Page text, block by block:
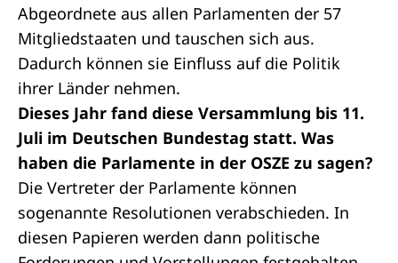
Abgeordnete aus allen Parlamenten der 57
Mitgliedstaaten und tauschen sich aus.
Dadurch können sie Einfluss auf die Politik
ihrer Länder nehmen.
Dieses Jahr fand diese Versammlung bis 11.
Juli im Deutschen Bundestag statt. Was
haben die Parlamente in der OSZE zu sagen?
Die Vertreter der Parlamente können
sogenannte Resolutionen verabschieden. In
diesen Papieren werden dann politische